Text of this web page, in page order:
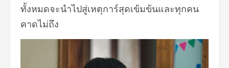
ทั้งหมดจะนำไปสู่เหตุการ์สุดเข้มข้นและทุกคน
คาดไม่ถึง